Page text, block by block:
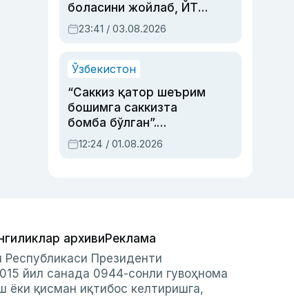
боласини жойлаб, ЙТҲ
содир этган аёлга суд
ҳукми ўқилди
23:41 / 03.08.2026
Ўзбекистон
“Саккиз қатор шеърим
бошимга саккизта
бомба бўлган”.
Абдулла Ориповни
сиёсий айбловлардан
12:24 / 01.08.2026
архивиРеклама
Республикаси Президенти
йил санада 0944-сонли гувоҳнома
ёки қисман иқтибос келтиришга,